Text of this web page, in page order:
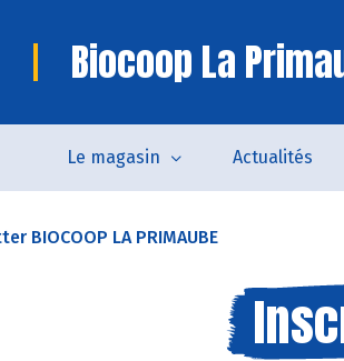
Biocoop La
Le magasin Actualités
BIOCOOP LA PRIMAUBE